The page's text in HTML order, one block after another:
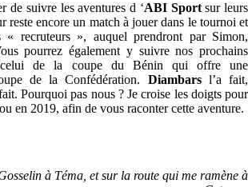
de suivre les aventures d ‘ABI Sportsur leurs
reste encore un match à jouer dans le tournoi et
« recruteurs », auquel prendront par Simon,
pourrez également y suivre nos prochains
celui de la coupe du Bénin qui offre une
de la Confédération. Diambarsl’a fait,
Pourquoi pas nous ? Je croise les doigts pour
en 2019, afin de vous raconter cette aventure.
à Téma, et sur la route qui me ramène à